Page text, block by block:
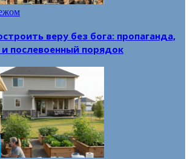
веру без бога: пропаганда,
и послевоенный порядок